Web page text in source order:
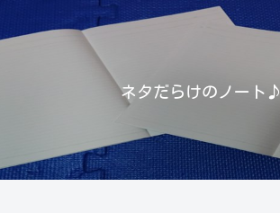
ネタだらけのノート♪